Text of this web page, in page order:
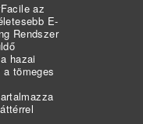
az
E-
Rendszer
hazai
tömeges